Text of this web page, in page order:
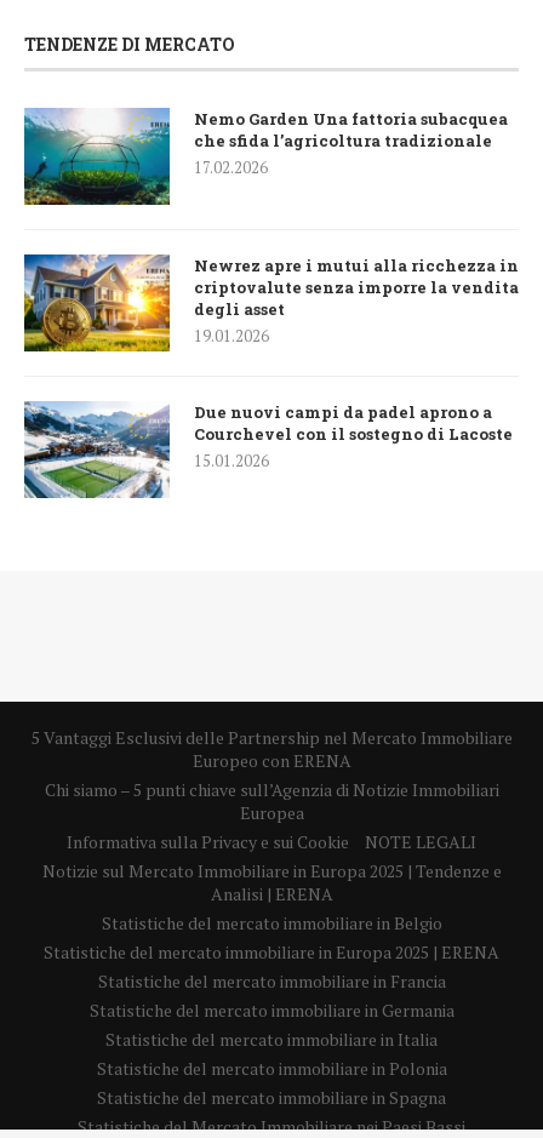
TENDENZE DI MERCATO
Nemo Garden Una fattoria subacquea
che sfida l’agricoltura tradizionale
17.02.2026
Newrez apre i mutui alla ricchezza in
criptovalute senza imporre la vendita
degli asset
19.01.2026
Due nuovi campi da padel aprono a
Courchevel con il sostegno di Lacoste
15.01.2026
5 Vantaggi Esclusivi delle Partnership nel Mercato Immobiliare
Europeo con ERENA
Chi siamo – 5 punti chiave sull’Agenzia di Notizie Immobiliari
Europea
Informativa sulla Privacy e sui Cookie
NOTE LEGALI
Notizie sul Mercato Immobiliare in Europa 2025 | Tendenze e
Analisi | ERENA
Statistiche del mercato immobiliare in Belgio
Statistiche del mercato immobiliare in Europa 2025 | ERENA
Statistiche del mercato immobiliare in Francia
Statistiche del mercato immobiliare in Germania
Statistiche del mercato immobiliare in Italia
Statistiche del mercato immobiliare in Polonia
Statistiche del mercato immobiliare in Spagna
Statistiche del Mercato Immobiliare nei Paesi Bassi